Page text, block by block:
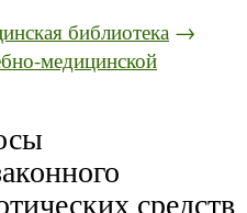
библиотека →
медицинской
средств